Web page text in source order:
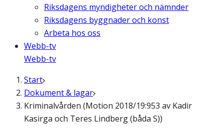
Riksdagens myndigheter och nämnder
Riksdagens byggnader och konst
Arbeta hos oss
Webb-tv
Webb-tv
Start
Dokument & lagar
Kriminalvården (Motion 2018/19:953 av Kadir
Kasirga och Teres Lindberg (båda S))